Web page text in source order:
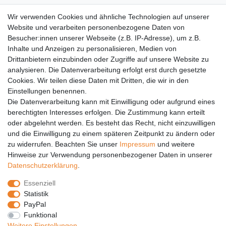
Barrierefreiheit
Anleitungen
Vertrag widerrufen
PARTNER
DHL
GLS
PaketPLUS
SPONSORING
Malchower SV 90
Malchower Wölfe
ZERTIFIKATE
Wir verwenden Cookies und ähnliche Technologien auf unserer
Website und verarbeiten personenbezogene Daten von
Besucher:innen unserer Webseite (z.B. IP-Adresse), um z.B.
Inhalte und Anzeigen zu personalisieren, Medien von
Drittanbietern einzubinden oder Zugriffe auf unsere Website zu
analysieren. Die Datenverarbeitung erfolgt erst durch gesetzte
Cookies. Wir teilen diese Daten mit Dritten, die wir in den
Einstellungen benennen.
Die Datenverarbeitung kann mit Einwilligung oder aufgrund eines
berechtigten Interesses erfolgen. Die Zustimmung kann erteilt
oder abgelehnt werden. Es besteht das Recht, nicht einzuwilligen
und die Einwilligung zu einem späteren Zeitpunkt zu ändern oder
zu widerrufen. Beachten Sie unser Impressum und weitere
Hinweise zur Verwendung personenbezogener Daten in unserer
Daten­schutz­erklärung
Essenziell
Statistik
PayPal
Funktional